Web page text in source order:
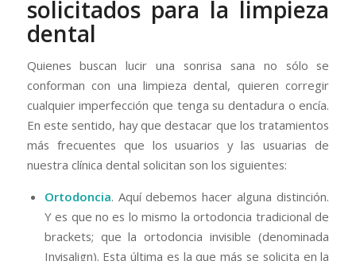
solicitados para la limpieza
dental
Quienes buscan lucir una sonrisa sana no sólo se
conforman con una limpieza dental, quieren corregir
cualquier imperfección que tenga su dentadura o encía.
En este sentido, hay que destacar que los tratamientos
más frecuentes que los usuarios y las usuarias de
nuestra clínica dental solicitan son los siguientes:
Ortodoncia. Aquí debemos hacer alguna distinción.
Y es que no es lo mismo la ortodoncia tradicional de
brackets; que la ortodoncia invisible (denominada
Invisalign). Esta última es la que más se solicita en la